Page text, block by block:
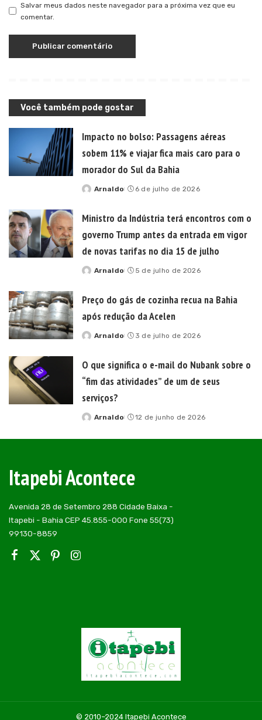
Salvar meus dados neste navegador para a próxima vez que eu
comentar.
Você também pode gostar
Impacto no bolso: Passagens aéreas
sobem 11% e viajar fica mais caro para o
morador do Sul da Bahia
Posted
Arnaldo 6 de julho de 2026
Ministro da Indústria terá encontros com o
governo Trump antes da entrada em vigor
de novas tarifas no dia 15 de julho
Posted
Arnaldo 5 de julho de 2026
Preço do gás de cozinha recua na Bahia
após redução da Acelen
Posted
Arnaldo 3 de julho de 2026
O que significa o e-mail do Nubank sobre o
“fim das atividades” de um de seus
serviços?
Posted
Arnaldo 12 de junho de 2026
Itapebi Acontece
Avenida 28 de Setembro 288 Cidade Baixa -
Itapebi - Bahia CEP 45.855-000 Fone 55(73)
99130-8859
© 2010–2024 Itapebi Acontece